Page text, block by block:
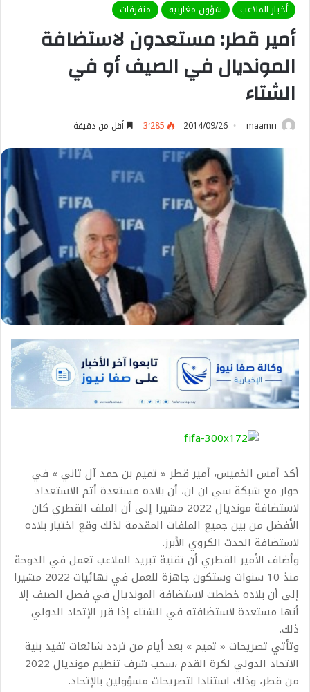
أخبار الملاعب
شؤون مغاربية متفرقات
أمير قطر: مستعدون لاستضافة
المونديال في الصيف أو في
الشتاء
maamri
2014/09/26 3٬285 أقل من دقيقة
أكد أمس الخميس، أمير قطر « تميم بن حمد آل ثاني » في
حوار مع شبكة سي ان ان، أن بلاده مستعدة أتم الاستعداد
لاستضافة مونديال 2022 مشيرا إلى أن الملف القطري كان
الأفضل من بين جميع الملفات المقدمة لذلك وقع اختيار بلاده
لاستضافة الحدث الكروي الأبرز.
وأضاف الأمير القطري أن تقنية تبريد الملاعب تعمل في الدوحة
منذ 10 سنوات وستكون جاهزة للعمل في نهائيات 2022 مشيرا
إلى أن بلاده خططت لاستضافة المونديال في فصل الصيف إلا
أنها مستعدة لاستضافته في الشتاء إذا قرر الإتحاد الدولي
ذلك.
وتأتي تصريحات « تميم » بعد أيام من تردد شائعات تفيد بنية
الاتحاد الدولي لكرة القدم ،سحب شرف تنظيم مونديال 2022
من قطر، وذلك استنادا لتصريحات مسؤولين بالإتحاد.